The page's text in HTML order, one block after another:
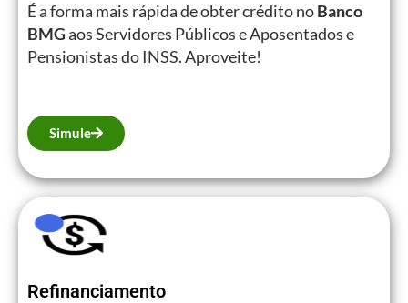
É a forma mais rápida de obter crédito noBanco
BMGaos Servidores Públicos e Aposentados e
Pensionistas do INSS. Aproveite!
Simule
Refinanciamento